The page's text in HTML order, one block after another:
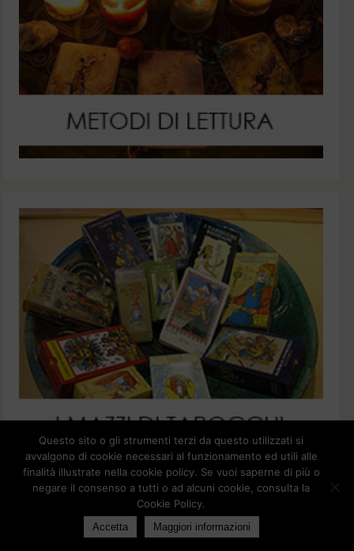
POWERED BY PARABOLA&WORDPRESS.
Questo sito o gli strumenti terzi da questo utilizzati si
avvalgono di cookie necessari al funzionamento ed utili alle
finalità illustrate nella cookie policy. Se vuoi saperne di più o
negare il consenso a tutti o ad alcuni cookie, consulta la
Cookie Policy.
Accetta Maggiori informazioni